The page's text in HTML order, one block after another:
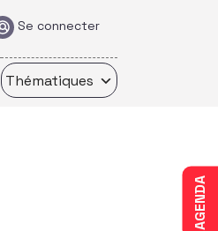
Se connecter
Thématiques
AGENDA